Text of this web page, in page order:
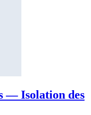
— Isolation des